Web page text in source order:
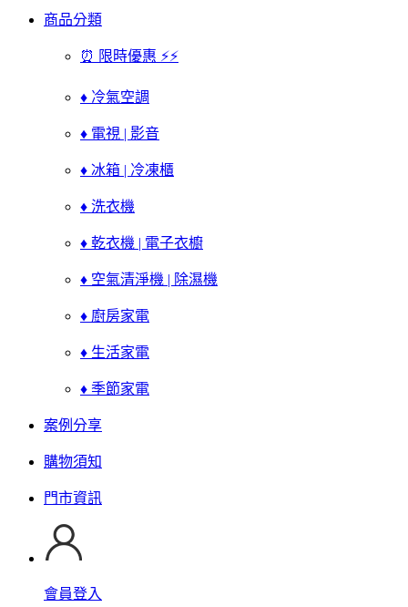
商品分類
⏰ 限時優惠 ⚡⚡
♦ 冷氣空調
♦ 電視 | 影音
♦ 冰箱 | 冷凍櫃
♦ 洗衣機
♦ 乾衣機 | 電子衣櫥
♦ 空氣清淨機 | 除濕機
♦ 廚房家電
♦ 生活家電
♦ 季節家電
案例分享
購物須知
門市資訊
會員登入